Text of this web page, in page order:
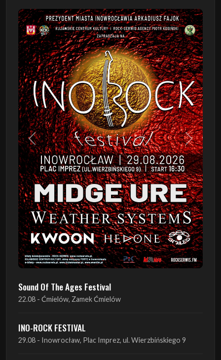
Poprzedni Następny
Sound Of The Ages Festival
22.08 - Ćmielów, Zamek Ćmielów
INO-ROCK FESTIVAL
29.08 - Inowrocław, Plac Imprez, ul. Wierzbińskiego 9